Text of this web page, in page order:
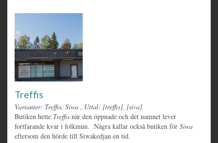
Treffis
Varianter: Treffis, Siwa , Uttal: [treffis], [siva]
Butiken hette Treffis när den öppnade och det namnet lever
fortfarande kvar i folkmun. Några kallar också butiken för Siwa
eftersom den hörde till Siwakedjan en tid.